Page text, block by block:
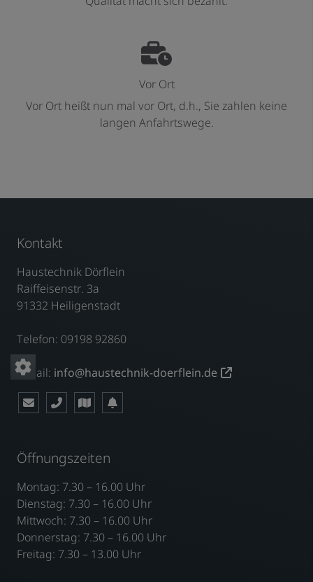
Vor Ort
Vor Ort heißt nun mal vor Ort, d.h., Sie zahlen keine
langen Anfahrtswege.
Kontakt
Haustechnik Dörflein
Raiffeisenstr. 3a
91332 Heiligenstadt
Telefon: 09198 92860
E-Mail: info@haustechnik-doerflein.de
Öffnungszeiten
Montag: 7.30 – 16.00 Uhr
Dienstag: 7.30 – 16.00 Uhr
Mittwoch: 7.30 – 16.00 Uhr
Donnerstag: 7.30 – 16.00 Uhr
Freitag: 7.30 – 13.00 Uhr